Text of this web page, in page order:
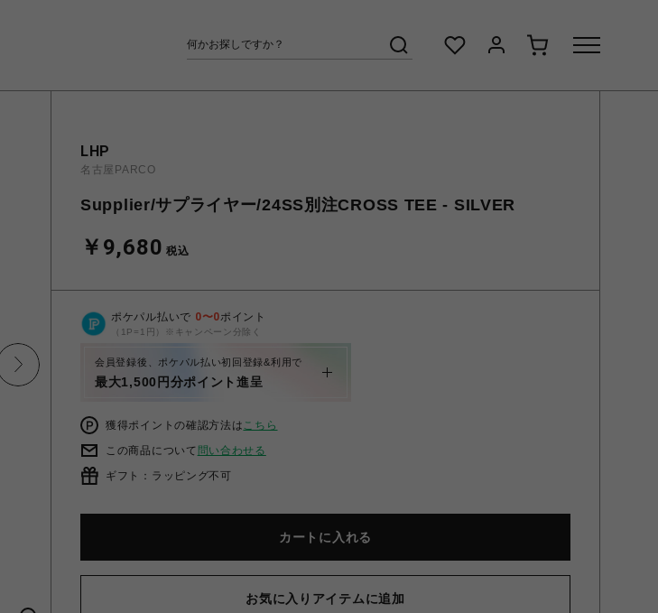
LHP
名古屋PARCO
Supplier/サプライヤー/24SS別注CROSS TEE - SILVER
￥9,680 税込
ポケパル払いで 0〜0ポイント
（1P=1円）※キャンペーン分除く
会員登録後、ポケパル払い初回登録&利用で
最大1,500円分ポイント進呈
獲得ポイントの確認方法はこちら
この商品について 問い合わせる
ギフト：ラッピング不可
カートに入れる
お気に入りアイテムに追加